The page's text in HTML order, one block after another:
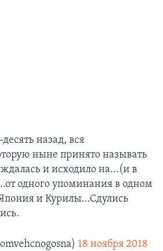
назад, вся
ныне принято называть
и исходило на...(и в
одного упоминания в одном
и Курилы...Сдулись
18 ноября 2018